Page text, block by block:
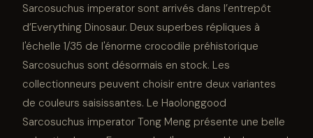
Sarcosuchus imperator sont arrivés dans l’entrepôt
d’Everything Dinosaur. Deux superbes répliques à
l'échelle 1/35 de l'énorme crocodile préhistorique
Sarcosuchus sont désormais en stock. Les
collectionneurs peuvent choisir entre deux variantes
de couleurs saisissantes. Le Haolonggood
Sarcosuchus imperator Tong Meng présente une belle